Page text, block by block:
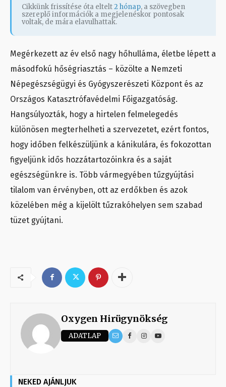
Cikkünk frissítése óta eltelt2 hónap, a szövegben
szereplő információk a megjelenéskor pontosak
voltak, de mára elavulhattak.
Megérkezett az év első nagy hőhulláma, életbe lépett a
másodfokú hőségriasztás – közölte a Nemzeti
Népegészségügyi és Gyógyszerészeti Központ és az
Országos Katasztrófavédelmi Főigazgatóság.
Hangsúlyozták, hogy a hirtelen felmelegedés
különösen megterhelheti a szervezetet, ezért fontos,
hogy időben felkészüljünk a kánikulára, és fokozottan
figyeljünk idős hozzátartozóinkra és a saját
egészségünkre is. Több vármegyében tűzgyújtási
tilalom van érvényben, ott az erdőkben és azok
közelében még a kijelölt tűzrakóhelyen sem szabad
tüzet gyújtani.
Oxygen Hirügynökség
ADATLAP
NEKED AJÁNLJUK